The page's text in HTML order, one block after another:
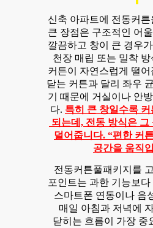
신축 아파트에 전동커
큰 장점은 구조적인 어
깔끔하고 창이 큰 경우
천장 매립 또는 밀착
커튼이 자연스럽게 떨어
닫는 커튼과 달리 좌우
기 때문에 거실이나 안
다. 특히 큰 창일수록 커
되는데, 전동 방식은 그
덜어줍니다. “편한 커
공간을 움직
전동커튼풀패키지를
포인트는 과한 기능보
스마트폰 연동이나 음
매일 아침과 저녁에
닫히는 흐름이 가장 중